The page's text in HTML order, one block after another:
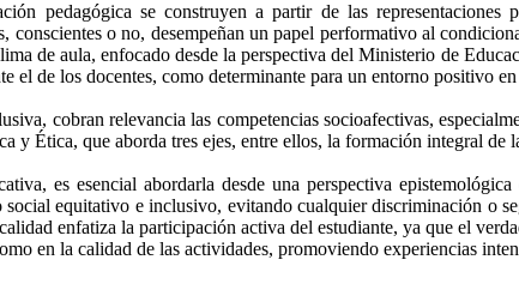
pedagógica se construyen a partir de las
conscientes o no, desempeñan un papel performativo al
de aula, enfocado desde la perspectiva del Ministerio de
el de los docentes, como determinante para un entorno positivo
cobran relevancia las competencias socioafectivas,
y Ética, que aborda tres ejes, entre ellos, la formación integral de
es esencial abordarla desde una perspectiva
social equitativo e inclusivo, evitando cualquier discriminación o
enfatiza la participación activa del estudiante, ya que el
en la calidad de las actividades, promoviendo experiencias